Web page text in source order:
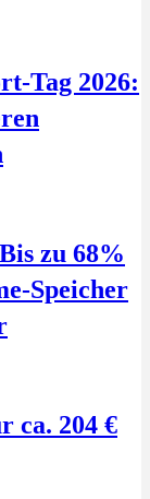
Tag 2026:
zu 68%
Speicher
ca. 204 €